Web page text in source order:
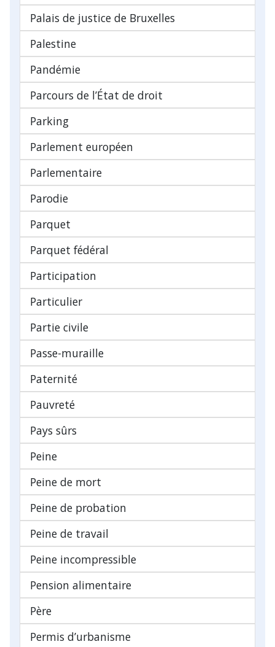
Palais de justice de Bruxelles
Palestine
Pandémie
Parcours de l’État de droit
Parking
Parlement européen
Parlementaire
Parodie
Parquet
Parquet fédéral
Participation
Particulier
Partie civile
Passe-muraille
Paternité
Pauvreté
Pays sûrs
Peine
Peine de mort
Peine de probation
Peine de travail
Peine incompressible
Pension alimentaire
Père
Permis d’urbanisme